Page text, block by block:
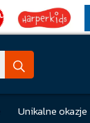
Unikalne okazje